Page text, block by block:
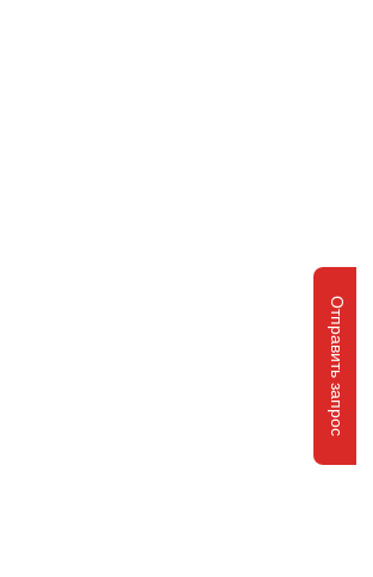
Отправить запрос